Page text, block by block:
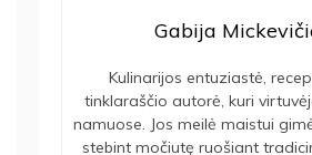
Gabija
Kulinarijos entuziastė,
tinklaraščio autorė, kuri
namuose. Jos meilė maistui
stebint močiutę ruošiant